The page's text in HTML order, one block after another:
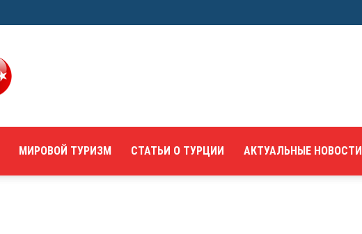
МИРОВОЙ ТУРИЗМ СТАТЬИ О ТУРЦИИ АКТУАЛЬНЫЕ НОВОСТИ